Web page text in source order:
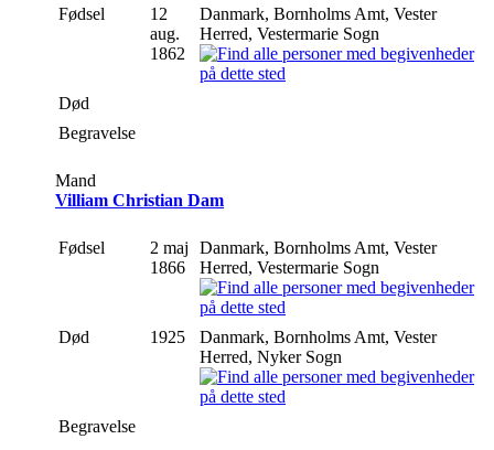
Fødsel
12
aug.
1862
Danmark, Bornholms Amt, Vester
Herred, Vestermarie Sogn
Død
Begravelse
Mand
Villiam Christian Dam
Fødsel
2 maj
1866
Danmark, Bornholms Amt, Vester
Herred, Vestermarie Sogn
Død 1925
Danmark, Bornholms Amt, Vester
Herred, Nyker Sogn
Begravelse